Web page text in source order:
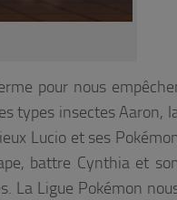
pour nous
types insectes Aaron,
Lucio et ses
battre Cynthia et
La Ligue Pokémon